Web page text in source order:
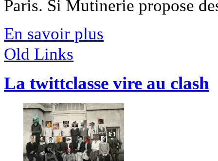
Paris. Si Mutinerie propose
En savoir plus
Old Links
La twittclasse vire au clash